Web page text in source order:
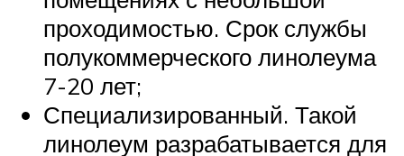
проходимостью. Срок службы
полукоммерческого линолеума
7-20 лет;
Специализированный. Такой
линолеум разрабатывается для